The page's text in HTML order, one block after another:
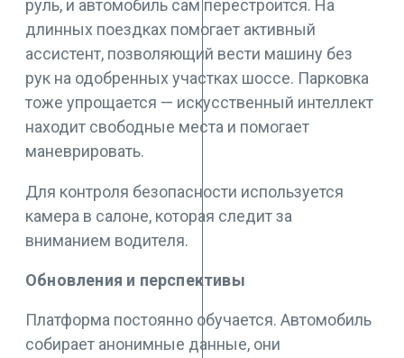
руль, и автомобиль сам перестроится. На
длинных поездках помогает активный
ассистент, позволяющий вести машину без
рук на одобренных участках шоссе. Парковка
тоже упрощается — искусственный интеллект
находит свободные места и помогает
маневрировать.
Для контроля безопасности используется
камера в салоне, которая следит за
вниманием водителя.
Обновления и перспективы
Платформа постоянно обучается. Автомобиль
собирает анонимные данные, они